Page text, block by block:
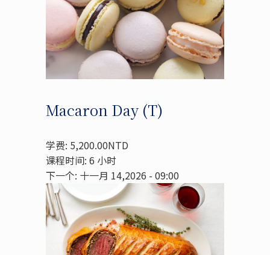
Macaron Day (T)
学费: 5,200.00NTD
课程时间: 6 小时
下一个: 十一月 14,2026 - 09:00